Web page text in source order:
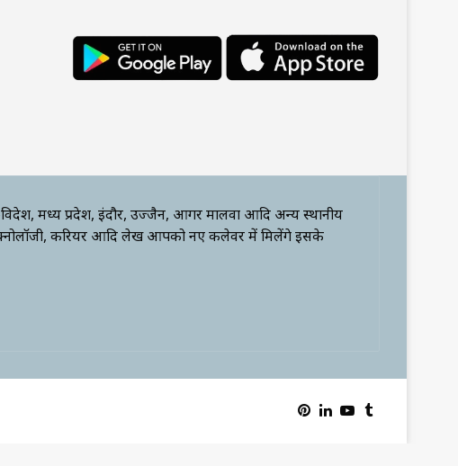
मध्य प्रदेश, इंदौर, उज्जैन, आगर मालवा आदि अन्य स्थानीय
करियर आदि लेख आपको नए कलेवर में मिलेंगे इसके
Pinterest
LinkedIn
YouTube
Tumblr